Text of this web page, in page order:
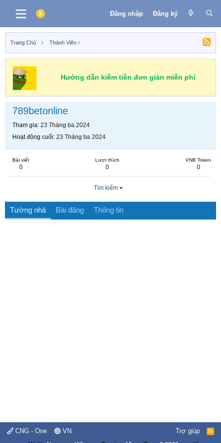
Đăng nhập Đăng ký
Trang Chủ Thành Viên
Hướng dẫn kiếm tiền đơn giản miễn phí
789betonline
Tham gia 23 Tháng ba 2024
Hoạt động cuối 23 Tháng ba 2024
Bài viết
0
Lượt thích
0
VNB Token
0
Tìm kiếm
Tường nhà Bài đăng Thông tin
CNG - One VN Trợ giúp
R